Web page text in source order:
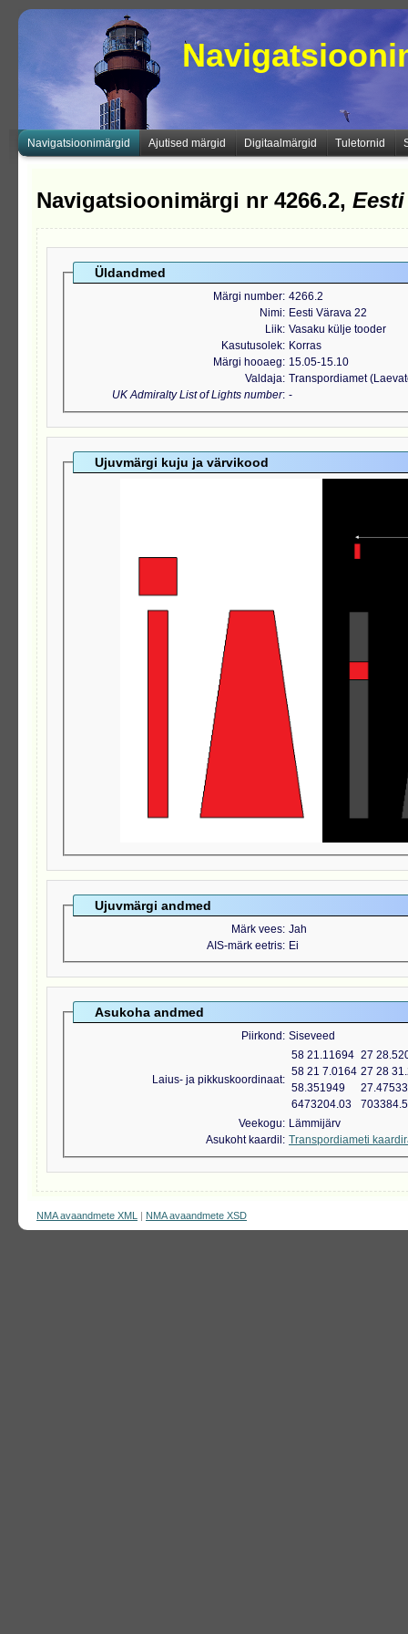
Navigatsioonimärgid Ajutised märgid Digitaalmärgid Tuletornid
Navigatsioonimärgi nr 4266.2, Eesti
Üldandmed
Märgi number 4266.2
Nimi
Eesti Värava 22
Liik Vasaku külje tooder
Kasutusolek
Korras
Märgi hooaeg
15.05-15.10
Valdaja Transpordiamet
UK Admiralty List of Lights number -
Ujuvmärgi kuju ja värvikood
Ujuvmärgi andmed
Märk vees Jah
AIS-märk eetris Ei
Asukoha andmed
Piirkond Siseveed
Laius- ja pikkuskoordinaat
58 21.11694 27
58 21 7.0164 27 28
58.351949
6473204.03
Veekogu
Lämmijärv
Asukoht kaardil
Transpordiameti
NMA avaandmete XML | NMA avaandmete XSD